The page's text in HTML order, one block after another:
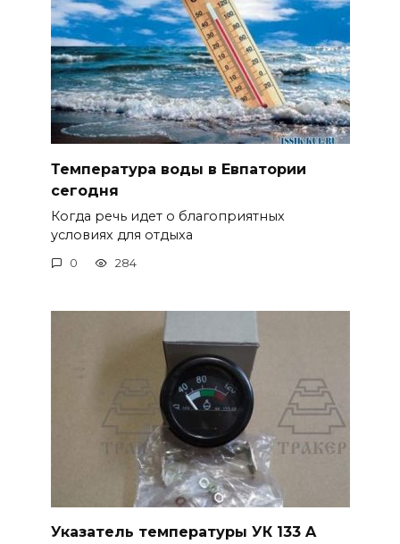
Температура воды в Евпатории
сегодня
Когда речь идет о благоприятных
условиях для отдыха
0 284
Указатель температуры УК 133 A